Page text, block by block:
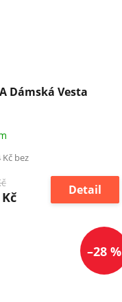
Dámská Vesta
Kč bez
Detail
–28 %